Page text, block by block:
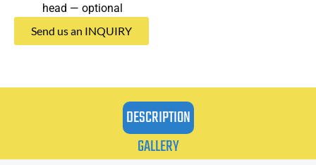
head — optional
Send us an INQUIRY
DESCRIPTION
GALLERY